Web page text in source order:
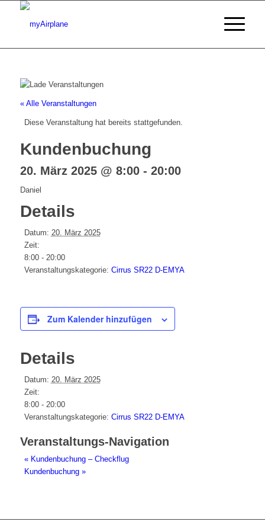
« Alle Veranstaltungen
Diese Veranstaltung hat bereits stattgefunden.
Kundenbuchung
20. März 2025 @ 8:00- 20:00
Daniel
Details
Datum: 20. März 2025
Zeit:
8:00 - 20:00
Veranstaltungskategorie: Cirrus SR22 D-EMYA
Zum Kalender hinzufügen
Details
Datum: 20. März 2025
Zeit:
8:00 - 20:00
Veranstaltungskategorie: Cirrus SR22 D-EMYA
Veranstaltungs-Navigation
«Kundenbuchung – Checkflug
Kundenbuchung »